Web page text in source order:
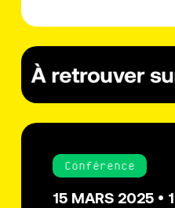
Conférence
15 MARS 2025 •